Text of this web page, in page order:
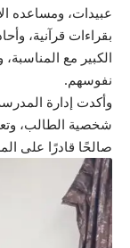
عبيدات، ومساعده
بقراءات قرآنية،
الكبير مع
نفوسهم.
وأكدت إدارة
شخصية الطالب،
صالحًا قادرًا على